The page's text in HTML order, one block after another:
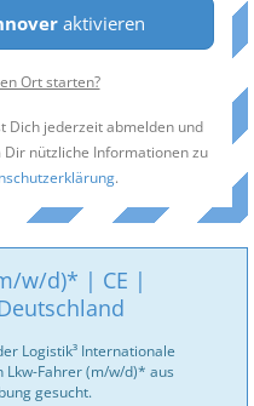
aktivieren
Ort starten?
Dich jederzeit abmelden und
nützliche Informationen zu
.
w/d)* | CE |
Logistik³ Internationale
Lkw-Fahrer (m/w/d)* aus
gesucht.